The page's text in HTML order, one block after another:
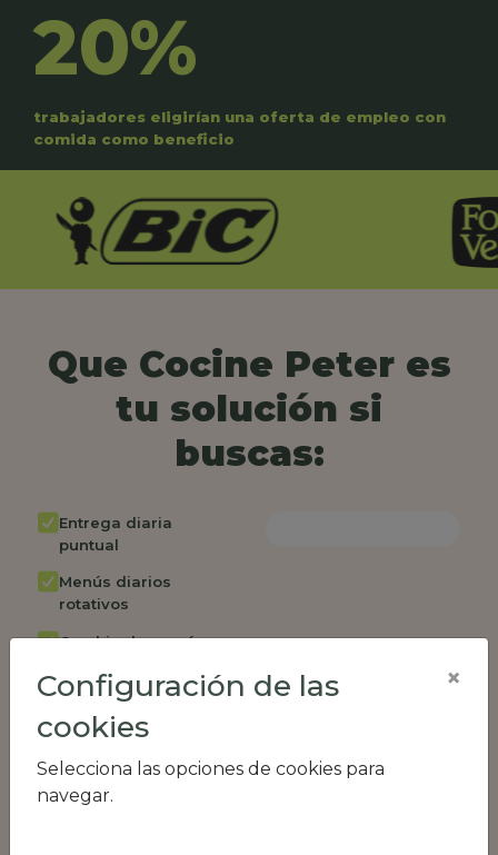
20%
trabajadores eligirían una oferta de empleo con
comida como beneficio
Que Cocine Peter es
tu solución si
buscas:
Entrega diaria
puntual
Menús diarios
rotativos
Cambio de menú
Factura única
Acceso individual
empleados
Opción de catering
Configuración de las
cookies
Selecciona las opciones de cookies para
navegar.
×